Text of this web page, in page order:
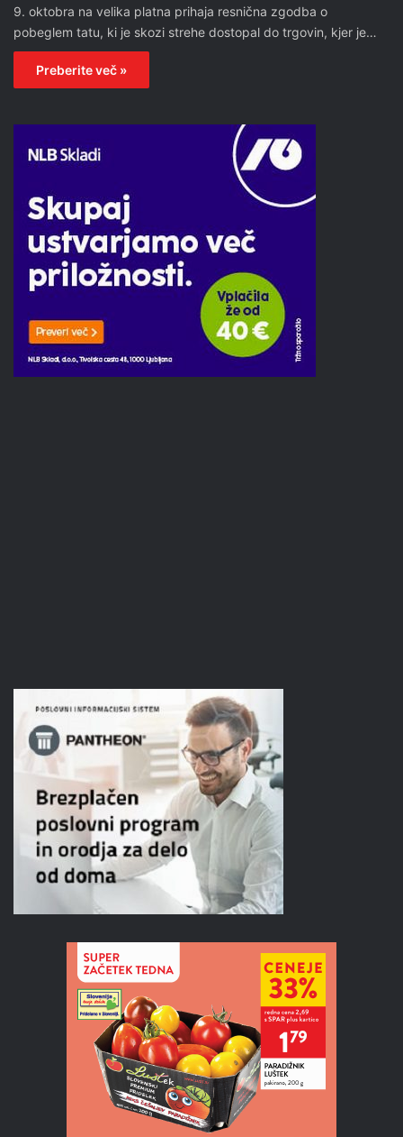
9. oktobra na velika platna prihaja resnična zgodba o
pobeglem tatu, ki je skozi strehe dostopal do trgovin, kjer je…
Preberite več »